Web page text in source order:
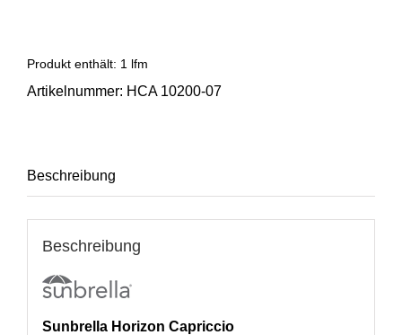
10200-
Produkt enthält: 1 lfm
Artikelnummer: HCA 10200-07
Beschreibung
Beschreibung
Sunbrella Horizon Capriccio